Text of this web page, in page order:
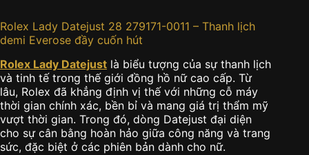
Rolex Lady Datejust 28 279171-0011 – Thanh lịch
demi Everose đầy cuốn hút
Rolex Lady Datejust là biểu tượng của sự thanh lịch
và tinh tế trong thế giới đồng hồ nữ cao cấp. Từ
lâu, Rolex đã khẳng định vị thế với những cỗ máy
thời gian chính xác, bền bỉ và mang giá trị thẩm mỹ
vượt thời gian. Trong đó, dòng Datejust đại diện
cho sự cân bằng hoàn hảo giữa công năng và trang
sức, đặc biệt ở các phiên bản dành cho nữ.